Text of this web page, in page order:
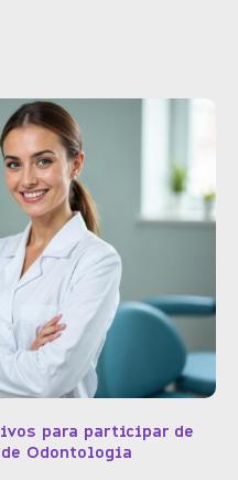
para participar de
Odontologia